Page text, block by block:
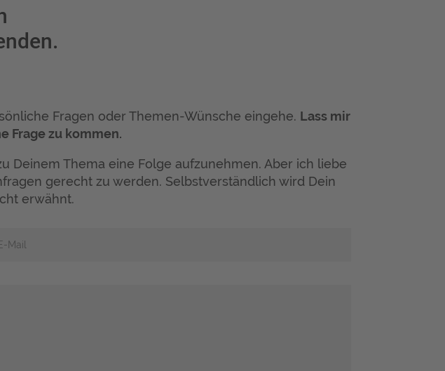
Fragen oder Themen-Wünsche eingehe. Lass mir
Frage zu kommen.
Deinem Thema eine Folge aufzunehmen. Aber ich liebe
gerecht zu werden. Selbstverständlich wird Dein
erwähnt.